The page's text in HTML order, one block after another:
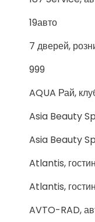
19авто
7 дверей,
999
AQUA Рай,
Asia Beauty
Asia Beauty
Atlantis,
Atlantis,
AVTO-RAD,